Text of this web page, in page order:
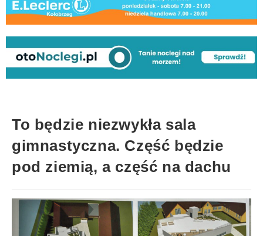
To będzie niezwykła sala
gimnastyczna. Część będzie
pod ziemią, a część na dachu